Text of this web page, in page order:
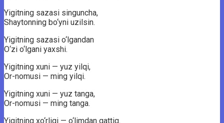
Yigitning sazasi singuncha,
Shaytonning bo‘yni uzilsin.
Yigitning sazasi o‘lgandan
O‘zi o‘lgani yaxshi.
Yigitning xuni — yuz yilqi,
Or-nomusi — ming yilqi.
Yigitning xuni — yuz tanga,
Or-nomusi — ming tanga.
Yigitning xo‘rligi — o‘limdan qattiq.